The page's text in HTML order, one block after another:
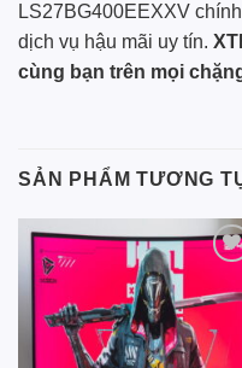
LS27BG400EEXXV
dịch vụ hậu mãi uy tín.
cùng bạn trên mọi
SẢN PHẨM TƯƠNG